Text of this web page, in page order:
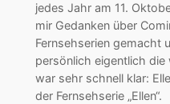
jedes Jahr am 11.
mir Gedanken über
Fernsehserien gemacht
persönlich eigentlich
war sehr schnell klar:
der Fernsehserie „Ellen“.